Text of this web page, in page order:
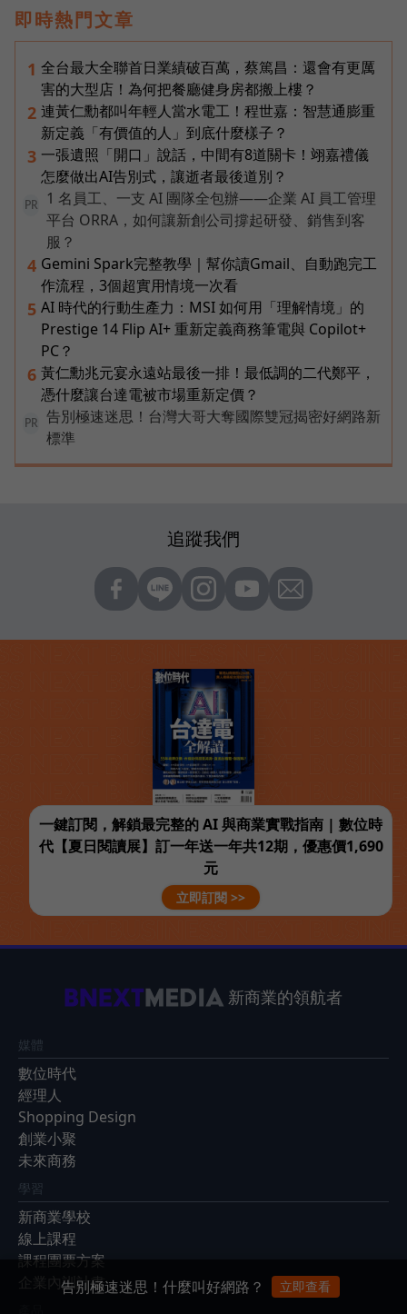
即時熱門文章
1 全台最大全聯首日業績破百萬，蔡篤昌：還會有更厲
害的大型店！為何把餐廳健身房都搬上樓？
2 連黃仁勳都叫年輕人當水電工！程世嘉：智慧通膨重
新定義「有價值的人」到底什麼樣子？
3 一張遺照「開口」說話，中間有8道關卡！翊嘉禮儀
怎麼做出AI告別式，讓逝者最後道別？
PR
1 名員工、一支 AI 團隊全包辦——企業 AI 員工管理
平台 ORRA，如何讓新創公司撐起研發、銷售到客
服？
4 Gemini Spark完整教學｜幫你讀Gmail、自動跑完工
作流程，3個超實用情境一次看
5 AI 時代的行動生產力：MSI 如何用「理解情境」的
Prestige 14 Flip AI+ 重新定義商務筆電與 Copilot+
PC？
6 黃仁勳兆元宴永遠站最後一排！最低調的二代鄭平，
憑什麼讓台達電被市場重新定價？
PR
告別極速迷思！台灣大哥大奪國際雙冠揭密好網路新
標準
追蹤我們
一鍵訂閱，解鎖最完整的 AI 與商業實戰指南 | 數位時
代【夏日閱讀展】訂一年送一年共12期，優惠價1,690
元
立即訂閱 >>
新商業的領航者
媒體
數位時代
經理人
Shopping Design
創業小聚
未來商務
學習
新商業學校
線上課程
課程團票方案
企業內訓計畫
告別極速迷思！什麼叫好網路？ 立即查看